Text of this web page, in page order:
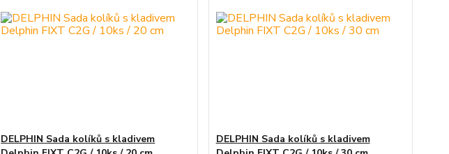
DELPHIN Sada kolíků s kladivem
DELPHIN Sada kolíků s kladivem